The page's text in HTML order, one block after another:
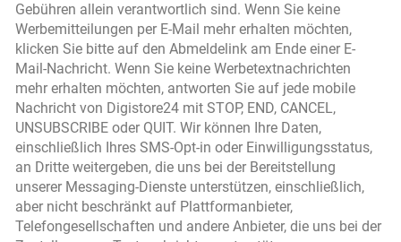
Gebühren allein verantwortlich sind. Wenn Sie keine
Werbemitteilungen per E-Mail mehr erhalten möchten,
klicken Sie bitte auf den Abmeldelink am Ende einer E-
Mail-Nachricht. Wenn Sie keine Werbetextnachrichten
mehr erhalten möchten, antworten Sie auf jede mobile
Nachricht von Digistore24 mit STOP, END, CANCEL,
UNSUBSCRIBE oder QUIT. Wir können Ihre Daten,
einschließlich Ihres SMS-Opt-in oder Einwilligungsstatus,
an Dritte weitergeben, die uns bei der Bereitstellung
unserer Messaging-Dienste unterstützen, einschließlich,
aber nicht beschränkt auf Plattformanbieter,
Telefongesellschaften und andere Anbieter, die uns bei der